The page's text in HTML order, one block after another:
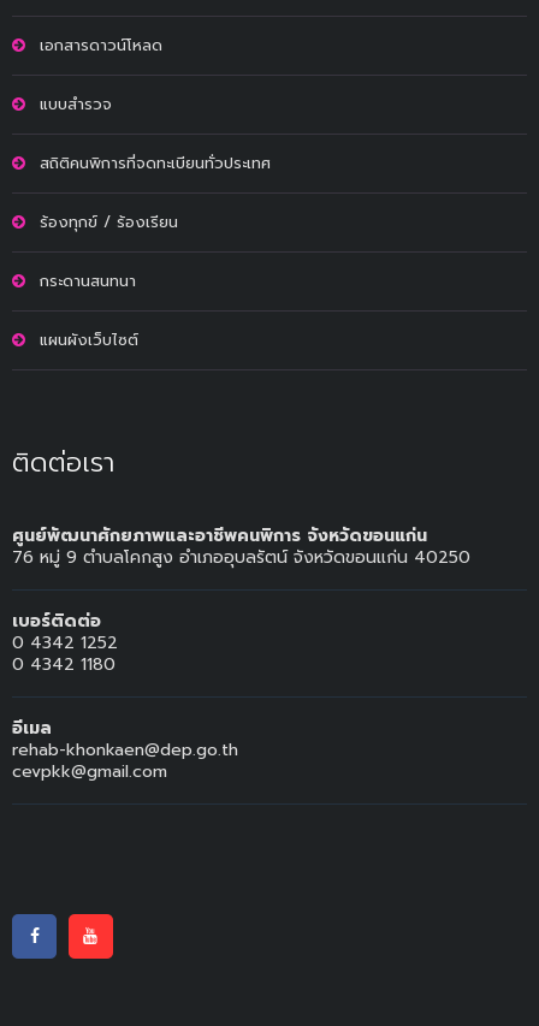
เอกสารดาวน์โหลด
แบบสำรวจ
สถิติคนพิการที่จดทะเบียนทั่วประเทศ
ร้องทุกข์ / ร้องเรียน
กระดานสนทนา
แผนผังเว็บไซต์
ติดต่อเรา
ศูนย์พัฒนาศักยภาพและอาชีพคนพิการ จังหวัดขอนแก่น
76 หมู่ 9 ตำบลโคกสูง อำเภออุบลรัตน์ จังหวัดขอนแก่น 40250
เบอร์ติดต่อ
0 4342 1252
0 4342 1180
อีเมล
rehab-khonkaen@dep.go.th
cevpkk@gmail.com